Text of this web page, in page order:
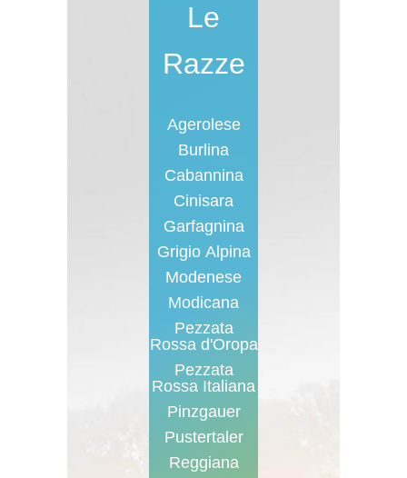
Le
Razze
Agerolese
Burlina
Cabannina
Cinisara
Garfagnina
Grigio Alpina
Modenese
Modicana
Pezzata
Rossa d'Oropa
Pezzata
Rossa Italiana
Pinzgauer
Pustertaler
Reggiana